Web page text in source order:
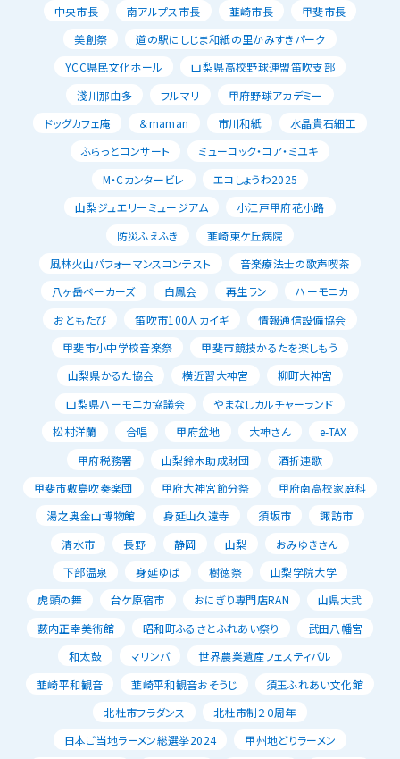
中央市長
南アルプス市長 韮崎市長
甲斐市長
美創祭
道の駅にしじま和紙の里かみすきパーク
YCC県民文化ホール
山梨県高校野球連盟笛吹支部
淺川那由多
フルマリ
甲府野球アカデミー
ドッグカフェ庵
＆maman 市川和紙
水晶貴石細工
ふらっとコンサート
ミューコック・コア・ミユキ
M・Cカンタービレ
エコしょうわ2025
山梨ジュエリーミュージアム
小江戸甲府花小路
防災ふえふき
韮崎東ケ丘病院
風林火山パフォーマンスコンテスト
音楽療法士の歌声喫茶
八ヶ岳ベーカーズ
白鳳会 再生ラン
ハーモニカ
おともたび
笛吹市100人カイギ
情報通信設備協会
甲斐市小中学校音楽祭
甲斐市競技かるたを楽しもう
山梨県かるた協会
横近習大神宮
柳町大神宮
山梨県ハーモニカ協議会
やまなしカルチャーランド
松村洋蘭
合唱 甲府盆地 大神さん
e-TAX
甲府税務署
山梨鈴木助成財団
酒折連歌
甲斐市敷島吹奏楽団
甲府大神宮節分祭
甲府南高校家庭科
湯之奥金山博物館
身延山久遠寺 須坂市
諏訪市
清水市
長野 静岡 山梨
おみゆきさん
下部温泉
身延ゆば 樹徳祭
山梨学院大学
虎頭の舞
台ケ原宿市 おにぎり専門店RAN
山県大弐
薮内正幸美術館
昭和町ふるさとふれあい祭り
武田八幡宮
和太鼓
マリンバ
世界農業遺産フェスティバル
韮崎平和観音
韮崎平和観音おそうじ
須玉ふれあい文化館
北杜市フラダンス
北杜市制２０周年
日本ご当地ラーメン総選挙2024
甲州地どりラーメン